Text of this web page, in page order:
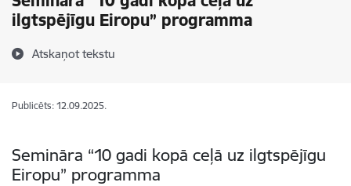
ilgtspējīgu Eiropu” programma
Atskaņot tekstu
Publicēts: 12.09.2025.
Semināra “10 gadi kopā ceļā uz ilgtspējīgu
Eiropu” programma